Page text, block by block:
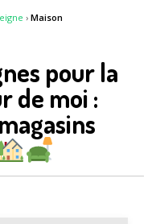
› Maison
pour la
de moi :